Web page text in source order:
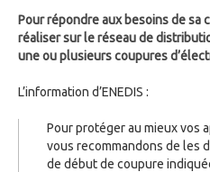
Pour répondre aux besoins de sa
réaliser sur le réseau de
une ou plusieurs coupures
L’information d’ENEDIS :
Pour protéger au mieux vos
vous recommandons de les
de début de coupure